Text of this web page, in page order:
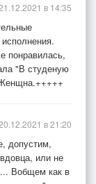
понравилась,
"В студеную
в 14:35
допустим,
или не
Вобщем как в
в 21:20